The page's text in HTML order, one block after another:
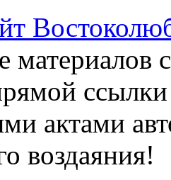
материалов
актами
воздаяния!